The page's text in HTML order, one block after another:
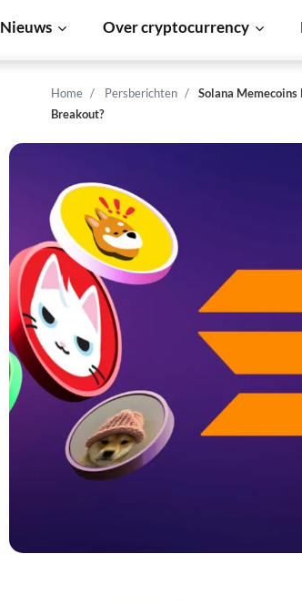
Nieuws Over cryptocurrency
Home Persberichten
Solana
Breakout?